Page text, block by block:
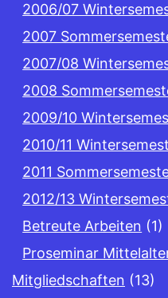
2006/07
2007
2007/08
2008
2009/10
2010/11
2011
2012/13
Betreute Arbeiten (1)
Proseminar
Mitgliedschaften (13)